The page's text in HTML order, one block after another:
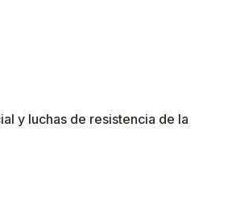
y luchas de resistencia de la